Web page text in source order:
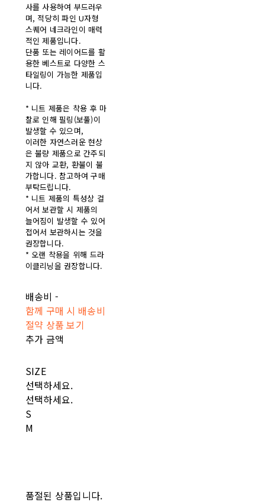
사를 사용하여 부드러우
며, 적당히 파인 U자형
스퀘어 네크라인이 매력
적인 제품입니다.
단품 또는 레이어드를 활
용한 베스트로 다양한 스
타일링이 가능한 제품입
니다.
* 니트 제품은 착용 후 마
찰로 인해 필링(보풀)이
발생할 수 있으며,
이러한 자연스러운 현상
은 불량 제품으로 간주되
지 않아 교환, 환불이 불
가합니다. 참고하여 구매
부탁드립니다.
* 니트 제품의 특성상 걸
어서 보관할 시 제품의
늘어짐이 발생할 수 있어
접어서 보관하시는 것을
권장합니다.
* 오랜 착용을 위해 드라
이클리닝을 권장합니다.
배송비 -
함께 구매 시 배송비
절약 상품 보기
추가 금액
SIZE
선택하세요.
선택하세요.
S
M
품절된 상품입니다.